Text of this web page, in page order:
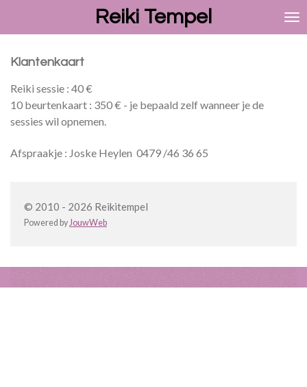
de
Reiki Tempel
Klantenkaart
Reiki sessie : 40 €
10 beurtenkaart : 350 € - je bepaald zelf wanneer je de
sessies wil opnemen.
Afspraakje : Joske Heylen 0479 /46 36 65
© 2010 - 2026 Reikitempel
Powered byJouwWeb